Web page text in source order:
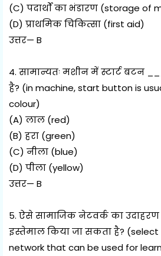
(C) पदार्थों का भंडारण (storage of
(D) प्राथमिक चिकित्सा (first aid)
उत्तर— B
4. सामान्यतः मशीन में स्टार्ट बटन
है? (in machine, start button is
colour)
(A) लाल (red)
(B) हरा (green)
(C) नीला (blue)
(D) पीला (yellow)
उत्तर— B
5. ऐसे सामाजिक नेटवर्क का उदाहरण
इस्तेमाल किया जा सकता है? (select
network that can be used for